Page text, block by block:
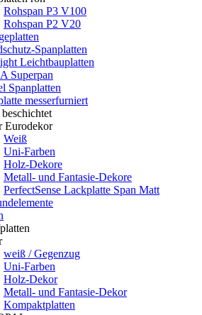
Rohspan P3 V100
Rohspan P2 V20
Spanplatten
Leichtbauplatten
Superpan
Spanplatten
messerfurniert
Eurodekor
Weiß
Uni-Farben
Holz-Dekore
Metall- und Fantasie-Dekore
PerfectSense Lackplatte Span Matt
weiß / Gegenzug
Uni-Farben
Holz-Dekor
Metall- und Fantasie-Dekor
Kompaktplatten